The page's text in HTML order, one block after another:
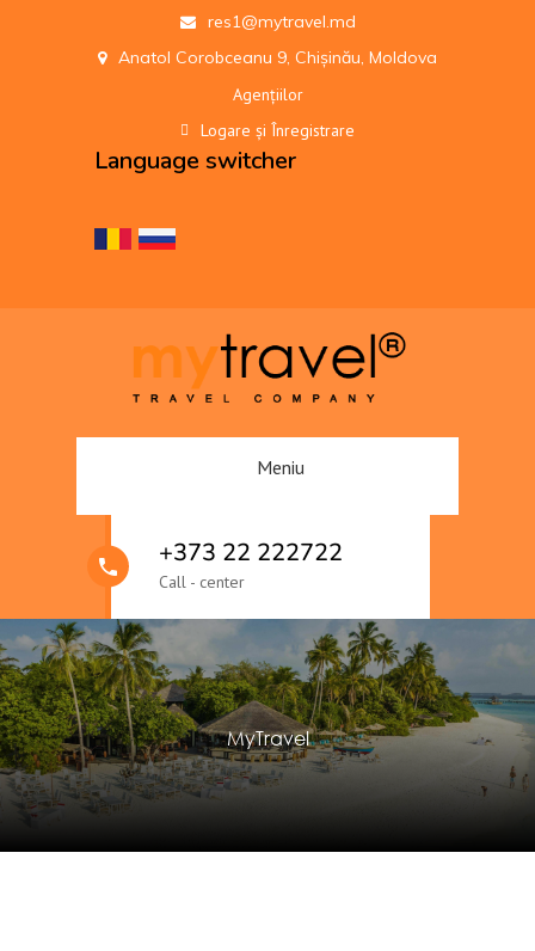
res1@mytravel.md
Anatol Corobceanu 9, Chișinău, Moldova
Agențiilor
Logare și Înregistrare
Language switcher
Meniu
+373 22 222722
Call - center
MyTravel